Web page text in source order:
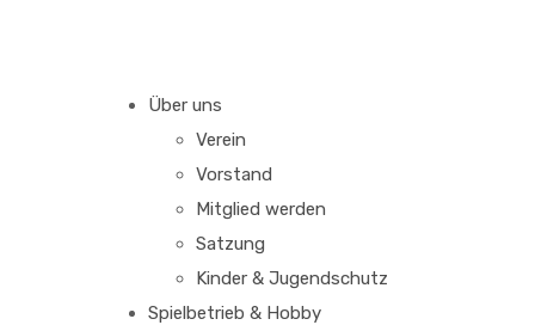
Über uns
Verein
Vorstand
Mitglied werden
Satzung
Kinder & Jugendschutz
Spielbetrieb & Hobby